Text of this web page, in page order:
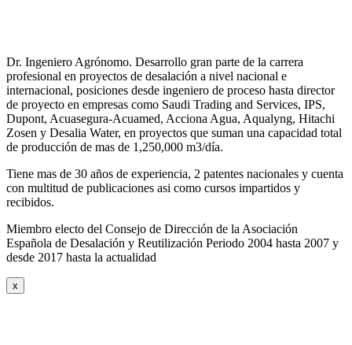
Dr. Ingeniero Agrónomo. Desarrollo gran parte de la carrera
profesional en proyectos de desalación a nivel nacional e
internacional, posiciones desde ingeniero de proceso hasta director
de proyecto en empresas como Saudi Trading and Services, IPS,
Dupont, Acuasegura-Acuamed, Acciona Agua, Aqualyng, Hitachi
Zosen y Desalia Water, en proyectos que suman una capacidad total
de producción de mas de 1,250,000 m3/día.
Tiene mas de 30 años de experiencia, 2 patentes nacionales y cuenta
con multitud de publicaciones asi como cursos impartidos y
recibidos.
Miembro electo del Consejo de Dirección de la Asociación
Española de Desalación y Reutilización Periodo 2004 hasta 2007 y
desde 2017 hasta la actualidad
x